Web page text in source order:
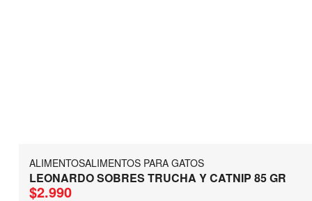
ALIMENTOSALIMENTOS PARA GATOS
LEONARDO SOBRES TRUCHA Y CATNIP 85 GR
$2.990